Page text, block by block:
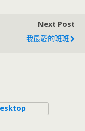
o
e
n
Next Post
我最愛的斑斑